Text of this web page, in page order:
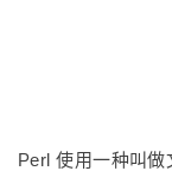
Perl 使用一种叫做